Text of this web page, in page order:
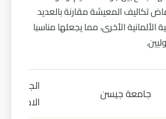
تكاليف المعيشة مقارنة بالعديد
الألمانية الأخرى، مما يجعلها مناسبا
جامعة جيسن
الجامعات
الاخرى